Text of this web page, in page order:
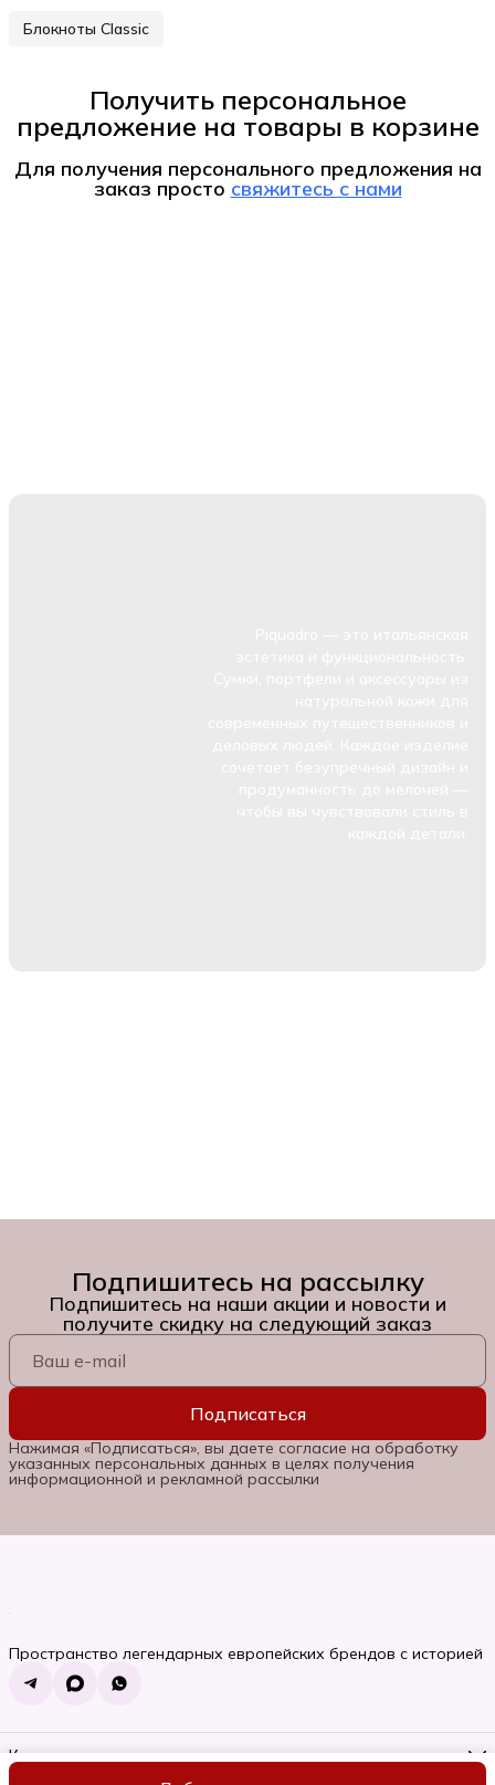
Блокноты Classic
Получить персональное
предложение на товары в корзине
Для получения персонального предложения на
заказ просто свяжитесь с нами
Подпишитесь на рассылку
Подпишитесь на наши акции и новости и
получите скидку на следующий заказ
Подписаться
Нажимая «Подписаться», вы даете согласие на обработку
указанных персональных данных в целях получения
информационной и рекламной рассылки
Пространство легендарных европейских брендов с историей
Контакты